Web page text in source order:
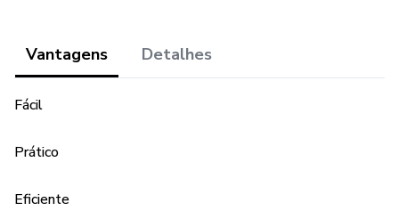
Vantagens Detalhes
Fácil
Prático
Eficiente